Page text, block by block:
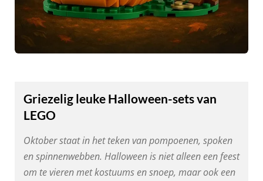
Griezelig leuke Halloween-sets van
LEGO
Oktober staat in het teken van pompoenen, spoken
en spinnenwebben. Halloween is niet alleen een feest
om te vieren met kostuums en snoep, maar ook een